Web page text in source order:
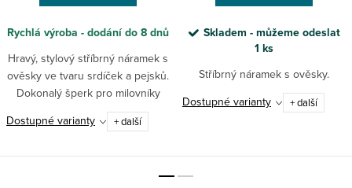
Rychlá výroba - dodání do 8 dnů
Hravý, stylový stříbrný náramek s
ověsky ve tvaru srdíček a pejsků.
Dokonalý šperk pro milovníky
našich nejoddanějších parťáků.
Dostupné varianty + další
Skladem - můžeme odeslat
1 ks
Stříbrný náramek s ověsky.
Dostupné varianty
+ další